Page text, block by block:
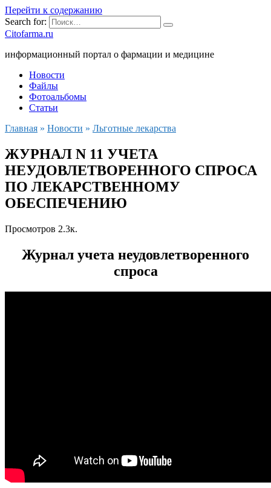
Перейти к содержанию
Search for:
Citofarma.ru
информационный портал о фармации и медицине
Новости
Файлы
Фотоальбомы
Статьи
Главная » Новости » Льготные лекарства
ЖУРНАЛ N 11 УЧЕТА
НЕУДОВЛЕТВОРЕННОГО СПРОСА
ПО ЛЕКАРСТВЕННОМУ
ОБЕСПЕЧЕНИЮ
Просмотров 2.3к.
Журнал учета неудовлетворенного
спроса